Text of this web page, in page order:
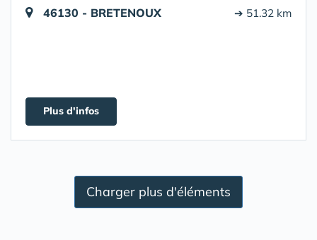
46130 - BRETENOUX ➔ 51.32 km
Plus d'infos
Charger plus d'éléments